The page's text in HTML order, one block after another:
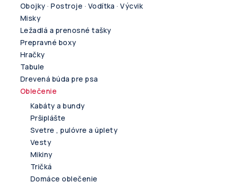
Obojky · Postroje · Vodítka · Výcvik
Misky
Ležadlá a prenosné tašky
Prepravné boxy
Hračky
Tabule
Drevená búda pre psa
Oblečenie
Kabáty a bundy
Pršiplášte
Svetre , pulóvre a úplety
Vesty
Mikiny
Tričká
Domáce oblečenie